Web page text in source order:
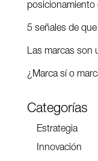
posicionamiento
5 señales de
Las marcas son
¿Marca sí o
Categorías
Estrategia
Innovación